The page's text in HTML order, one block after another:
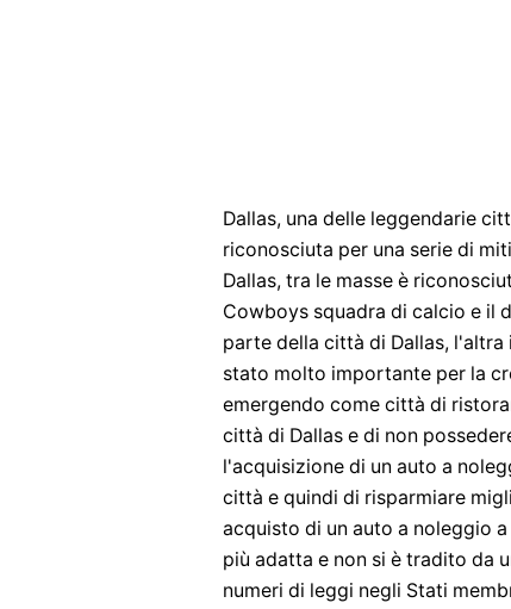
Dallas, una delle leggendarie
riconosciuta per una serie di
Dallas, tra le masse è
Cowboys squadra di calcio e il
parte della città di Dallas,
stato molto importante per la
emergendo come città di
città di Dallas e di non
l'acquisizione di un auto a
città e quindi di risparmiare
acquisto di un auto a noleggio
più adatta e non si è tradito da
numeri di leggi negli Stati